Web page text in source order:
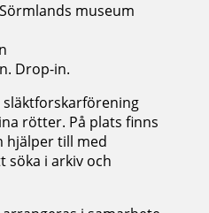
museum
Drop-in.
släktforskarförening
rötter. På plats finns
hjälper till med
söka i arkiv och